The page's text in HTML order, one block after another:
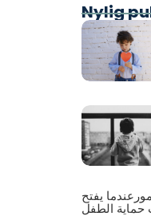
Nylig
يفتح
الطفل